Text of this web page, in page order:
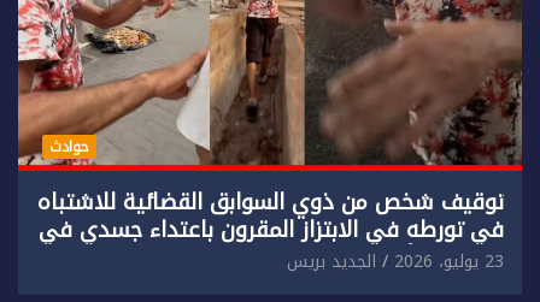
حوادث
توقيف شخص من ذوي السوابق القضائية للاشتباه
في تورطه في الابتزاز المقرون باعتداء جسدي في
حق سائح أجنبي.
23 يوليو، 2026 الجديد بريس